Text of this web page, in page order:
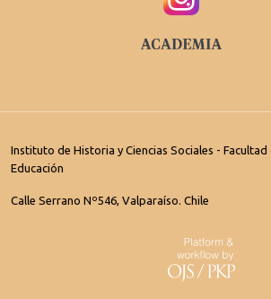
Instituto de Historia y Ciencias Sociales - Facultad
Educación
Calle Serrano Nº546, Valparaíso. Chile